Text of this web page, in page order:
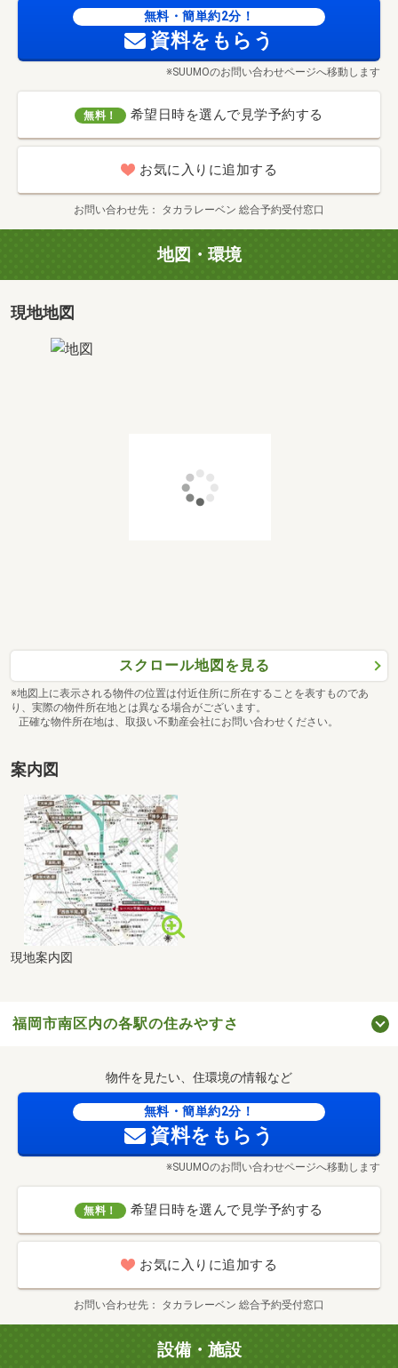
タイプ
M
間取り
3LDK+N+2WIC+SIC
専有面積
85m2
価格 価格未定
無料・簡単約2分！
資料をもらう
※SUUMOのお問い合わせページへ移動します
無料！ 希望日時を選んで見学予約する
お気に入りに追加する
お問い合わせ先 タカラレーベン 総合予約受付窓口
地図・環境
現地地図
スクロール地図を見る
※地図上に表示される物件の位置は付近住所に所在することを表すものであ
り、実際の物件所在地とは異なる場合がございます。
正確な物件所在地は、取扱い不動産会社にお問い合わせください。
案内図
現地案内図
福岡市南区内の各駅の住みやすさ
物件を見たい、住環境の情報など
無料・簡単約2分！
資料をもらう
※SUUMOのお問い合わせページへ移動します
無料！ 希望日時を選んで見学予約する
お気に入りに追加する
お問い合わせ先 タカラレーベン 総合予約受付窓口
設備・施設